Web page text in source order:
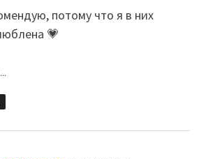
потому что я в них
💗